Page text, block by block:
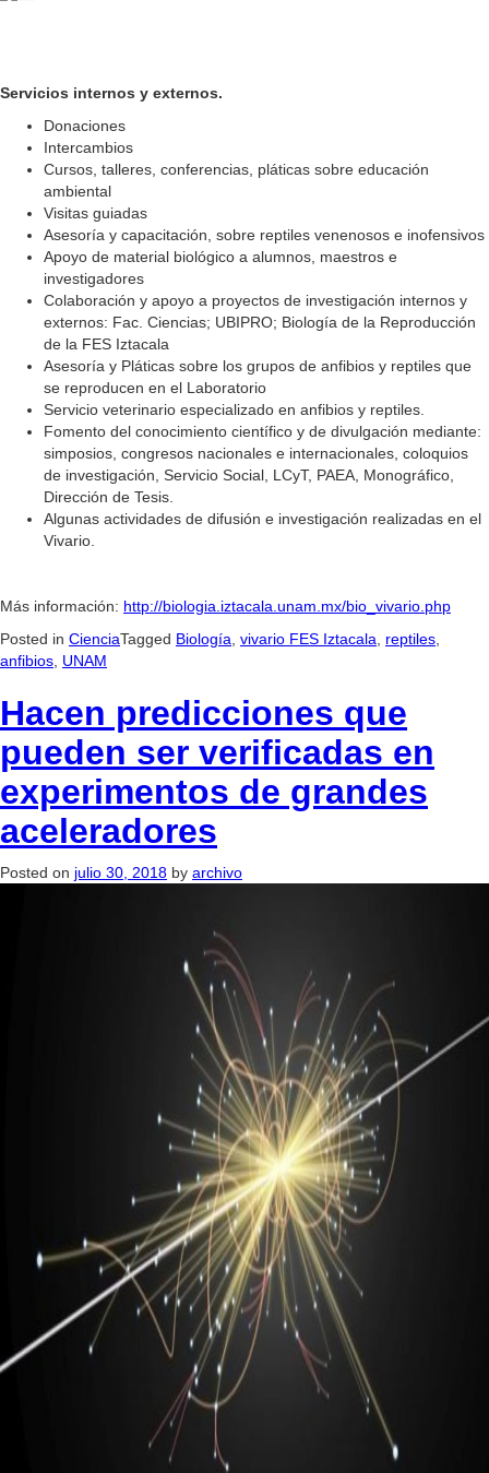
Servicios internos y externos.
Donaciones
Intercambios
Cursos, talleres, conferencias, pláticas sobre educación
ambiental
Visitas guiadas
Asesoría y capacitación, sobre reptiles venenosos e inofensivos
Apoyo de material biológico a alumnos, maestros e
investigadores
Colaboración y apoyo a proyectos de investigación internos y
externos: Fac. Ciencias; UBIPRO; Biología de la Reproducción
de la FES Iztacala
Asesoría y Pláticas sobre los grupos de anfibios y reptiles que
se reproducen en el Laboratorio
Servicio veterinario especializado en anfibios y reptiles.
Fomento del conocimiento científico y de divulgación mediante:
simposios, congresos nacionales e internacionales, coloquios
de investigación, Servicio Social, LCyT, PAEA, Monográfico,
Dirección de Tesis.
Algunas actividades de difusión e investigación realizadas en el
Vivario.
Más información: http://biologia.iztacala.unam.mx/bio_vivario.php
Posted in CienciaTagged Biología vivario FES Iztacala reptiles
anfibios UNAM
Hacen predicciones que
pueden ser verificadas en
experimentos de grandes
aceleradores
Posted on julio 30, 2018 by archivo